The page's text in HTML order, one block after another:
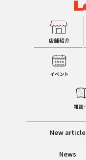
New article
News